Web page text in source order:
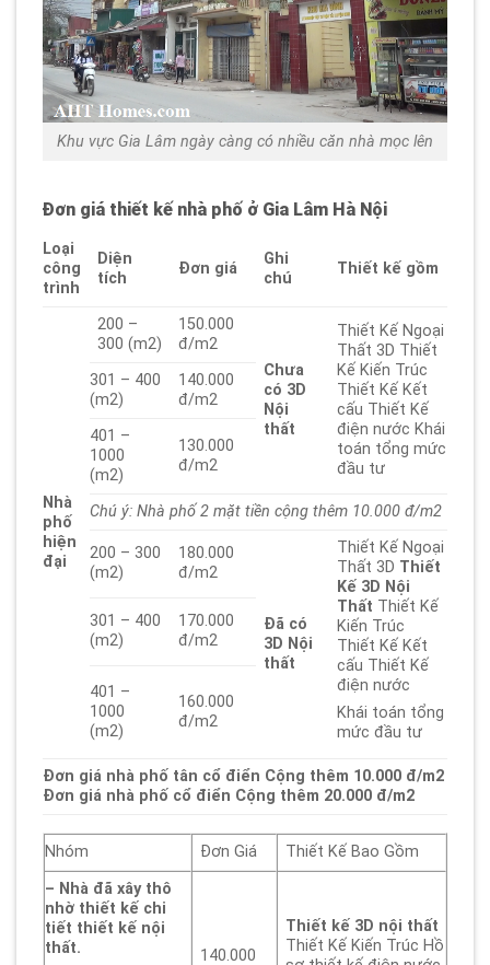
Khu vực Gia Lâm ngày càng có nhiều căn nhà mọc lên
Đơn giá thiết kế nhà phố ở Gia Lâm Hà Nội
Loại
công
trình
Diện
tích
Đơn giá
Ghi
chú
Thiết kế gồm
Nhà
phố
hiện
đại
200 –
300 (m2)
150.000
đ/m2
Chưa
có 3D
Nội
thất
Thiết Kế Ngoại
Thất 3D Thiết
Kế Kiến Trúc
Thiết Kế Kết
cấu Thiết Kế
điện nước Khái
toán tổng mức
đầu tư
301 – 400
(m2)
140.000
đ/m2
401 –
1000
(m2)
130.000
đ/m2
Chú ý: Nhà phố 2 mặt tiền cộng thêm 10.000 đ/m2
200 – 300
(m2)
180.000
đ/m2
Đã có
3D Nội
thất
Thiết Kế Ngoại
Thất 3D Thiết
Kế 3D Nội
Thất Thiết Kế
Kiến Trúc
Thiết Kế Kết
cấu Thiết Kế
điện nước
Khái toán tổng
mức đầu tư
301 – 400
(m2)
170.000
đ/m2
401 –
1000
(m2)
160.000
đ/m2
Đơn giá nhà phố tân cổ điển Cộng thêm 10.000 đ/m2
Đơn giá nhà phố cổ điển Cộng thêm 20.000 đ/m2
Nhóm Đơn Giá
Thiết Kế Bao Gồm
– Nhà đã xây thô
nhờ thiết kế chi
tiết thiết kế nội
thất.
140.000
Thiết kế 3D nội thất
Thiết Kế Kiến Trúc Hồ